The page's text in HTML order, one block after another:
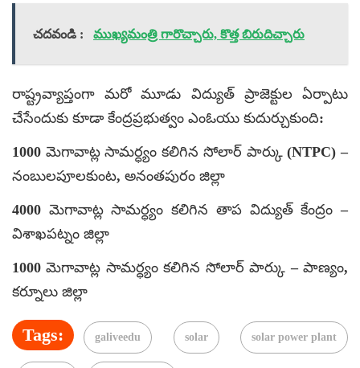
చదవండి : ముఖ్యమంత్రి గారొచ్చారు, కొత్త బిరుదిచ్చారు
రాష్ట్రవ్యాప్తంగా మరో మూడు విద్యుత్ ప్రాజెక్టుల ఏర్పాటు
చేసేందుకు కూడా కేంద్రప్రభుత్వం ఎంఓయు కుదుర్చుకుంది:
1000 మెగావాట్ల సామర్ధ్యం కలిగిన సోలార్ పార్కు (NTPC) –
నంబులపూలకుంట, అనంతపురం జిల్లా
4000 మెగావాట్ల సామర్ధ్యం కలిగిన తాప విద్యుత్ కేంద్రం –
విశాఖపట్నం జిల్లా
1000 మెగావాట్ల సామర్ధ్యం కలిగిన సోలార్ పార్కు – పాణ్యం,
కర్నూలు జిల్లా
Tags: galiveedu solar solar power plant